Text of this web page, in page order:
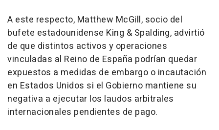
A este respecto, Matthew McGill, socio del
bufete estadounidense King & Spalding, advirtió
de que distintos activos y operaciones
vinculadas al Reino de España podrían quedar
expuestos a medidas de embargo o incautación
en Estados Unidos si el Gobierno mantiene su
negativa a ejecutar los laudos arbitrales
internacionales pendientes de pago.